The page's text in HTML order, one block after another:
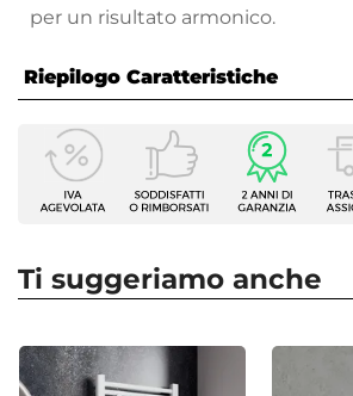
per un risultato armonico.
Riepilogo Caratteristiche
Caratteristiche Mobile
Larghezza
42 cm
Altezza
Serie
Ti suggeriamo anche